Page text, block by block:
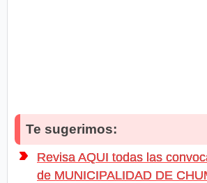
Te sugerimos:
Revisa AQUI todas las
de MUNICIPALIDAD DE